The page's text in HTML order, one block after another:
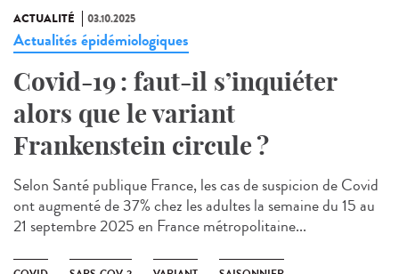
ACTUALITÉ 03.10.2025
Actualités épidémiologiques
Covid-19 : faut-il s’inquiéter
alors que le variant
Frankenstein circule ?
Selon Santé publique France, les cas de suspicion de Covid
ont augmenté de 37% chez les adultes la semaine du 15 au
21 septembre 2025 en France métropolitaine...